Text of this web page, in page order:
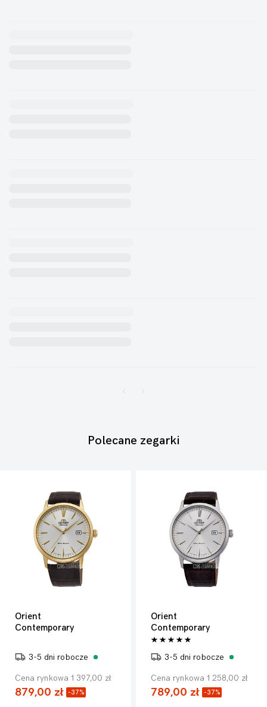
Polecane zegarki
Orient
Contemporary
3-5 dni robocze
Cena rynkowa 1 397,00 zł
879,00 zł -37%
Orient
Contemporary
3-5 dni robocze
Cena rynkowa 1 258,00 zł
789,00 zł -37%